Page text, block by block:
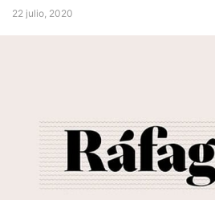
22 julio, 2020